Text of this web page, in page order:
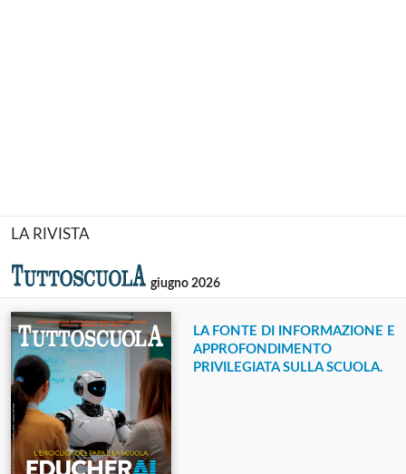
LA RIVISTA
giugno 2026
LA FONTE DI INFORMAZIONE E
APPROFONDIMENTO
PRIVILEGIATA SULLA SCUOLA.